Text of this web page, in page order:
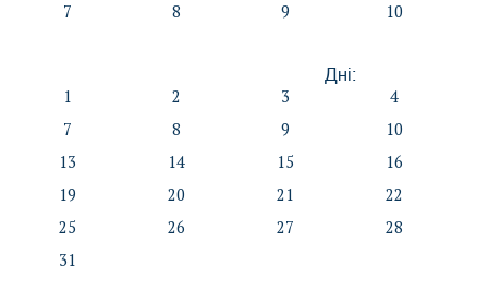
7
8 9 10
Дні:
1 2 3
4
7
8 9
10
13
14 15
16
19
20 21
22
25
26 27
28
31